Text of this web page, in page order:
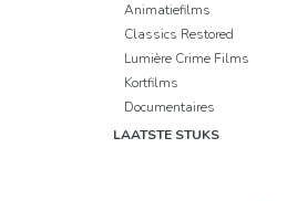
Animatiefilms
Classics Restored
Lumière Crime Films
Kortfilms
Documentaires
LAATSTE STUKS